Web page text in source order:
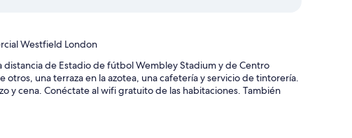
Westfield London
de Estadio de fútbol Wembley Stadium y de Centro
una terraza en la azotea, una cafetería y servicio de tintorería.
y cena. Conéctate al wifi gratuito de las habitaciones. También